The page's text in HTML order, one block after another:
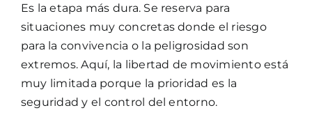
Es la etapa más dura. Se reserva para
situaciones muy concretas donde el riesgo
para la convivencia o la peligrosidad son
extremos. Aquí, la libertad de movimiento está
muy limitada porque la prioridad es la
seguridad y el control del entorno.